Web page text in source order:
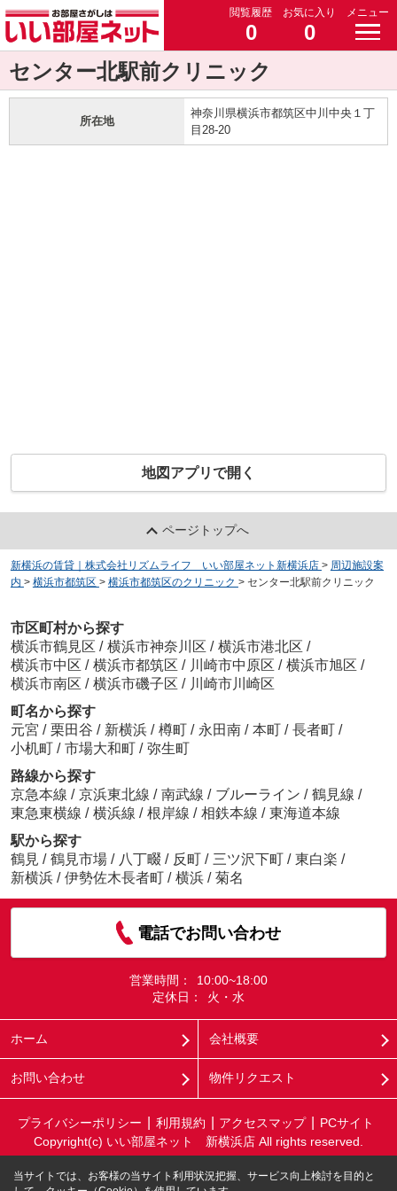
閲覧履歴
0
お気に入り
0
メニュー
センター北駅前クリニック
所在地
神奈川県横浜市都筑区中川中央１丁
目28-20
地図アプリで開く
ページトップへ
新横浜の賃貸｜株式会社リズムライフ いい部屋ネット新横浜店 > 周辺施設案
内 > 横浜市都筑区 > 横浜市都筑区のクリニック > センター北駅前クリニック
市区町村から探す
横浜市鶴見区 / 横浜市神奈川区 / 横浜市港北区 /
横浜市中区 / 横浜市都筑区 / 川崎市中原区 / 横浜市旭区 /
横浜市南区 / 横浜市磯子区 / 川崎市川崎区
町名から探す
元宮 / 栗田谷 / 新横浜 / 樽町 / 永田南 / 本町 / 長者町 /
小机町 / 市場大和町 / 弥生町
路線から探す
京急本線 / 京浜東北線 / 南武線 / ブルーライン / 鶴見線 /
東急東横線 / 横浜線 / 根岸線 / 相鉄本線 / 東海道本線
駅から探す
鶴見 / 鶴見市場 / 八丁畷 / 反町 / 三ツ沢下町 / 東白楽 /
新横浜 / 伊勢佐木長者町 / 横浜 / 菊名
電話でお問い合わせ
営業時間：
10:00~18:00
定休日：
火・水
ホーム 会社概要
お問い合わせ 物件リクエスト
プライバシーポリシー 利用規約 アクセスマップ
PCサイト
Copyright(c) いい部屋ネット 新横浜店 All rights reserved.
当サイトでは、お客様の当サイト利用状況把握、サービス向上検討を目的と